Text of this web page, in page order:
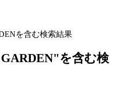
を含む検索結果
"を含む検